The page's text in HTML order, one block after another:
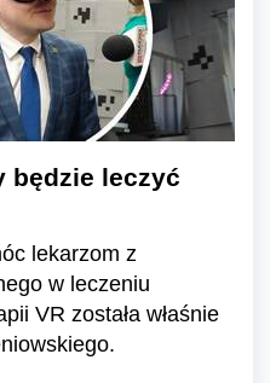
będzie leczyć
lekarzom z
w leczeniu
VR została właśnie